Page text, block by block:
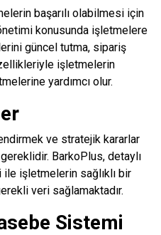
başarılı olabilmesi için
konusunda işletmelere
güncel tutma, sipariş
işletmelerin
yardımcı olur.
ve stratejik kararlar
BarkoPlus, detaylı
işletmelerin sağlıklı bir
veri sağlamaktadır.
Sistemi